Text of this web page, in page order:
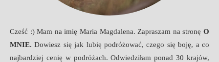
Cześć :) Mam na imię Maria Magdalena. Zapraszam na stronę O
MNIE.Dowiesz się jak lubię podróżować, czego się boję, a co
najbardziej cenię w podróżach. Odwiedziłam ponad 30 krajów,